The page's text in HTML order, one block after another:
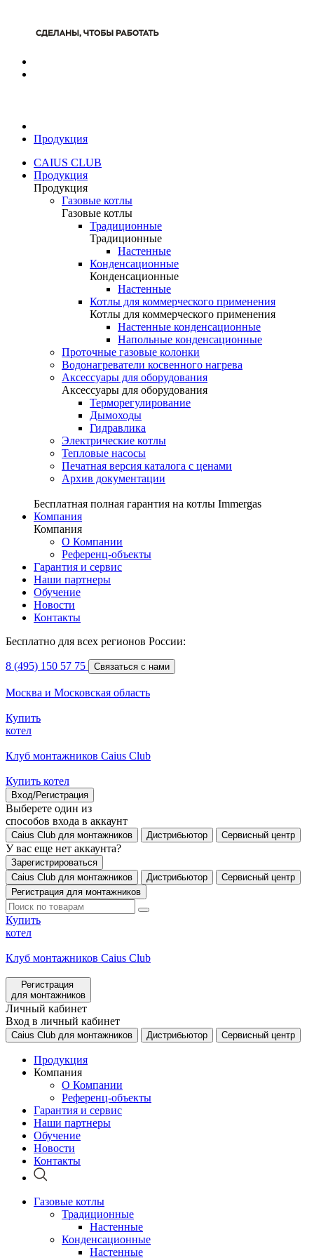
Продукция
CAIUS CLUB
Продукция
Продукция
Газовые котлы
Газовые котлы
Традиционные
Традиционные
Настенные
Конденсационные
Конденсационные
Настенные
Котлы для коммерческого применения
Котлы для коммерческого применения
Настенные конденсационные
Напольные конденсационные
Проточные газовые колонки
Водонагреватели косвенного нагрева
Аксессуары для оборудования
Аксессуары для оборудования
Терморегулирование
Дымоходы
Гидравлика
Электрические котлы
Тепловые насосы
Печатная версия каталога с ценами
Архив документации
Бесплатная полная гарантия на котлы Immergas
Компания
Компания
О Компании
Референц-объекты
Гарантия и сервис
Наши партнеры
Обучение
Новости
Контакты
Бесплатно для всех регионов России:
8 (495) 150 57 75 Связаться с нами
Москва и Московская область
Купить
котел
Клуб монтажников Caius Club
Купить котел
Вход/Регистрация
Выберете один из
способов входа в аккаунт
Caius Club для монтажников Дистрибьютор Сервисный центр
У вас еще нет аккаунта?
Зарегистрироваться
Caius Club для монтажников
Дистрибьютор
Сервисный центр
Регистрация для монтажников
Купить
котел
Клуб монтажников Caius Club
Регистрация
для монтажников
Личный кабинет
Вход в личный кабинет
Caius Club для монтажников Дистрибьютор Сервисный центр
Продукция
Компания
О Компании
Референц-объекты
Гарантия и сервис
Наши партнеры
Обучение
Новости
Контакты
Газовые котлы
Традиционные
Настенные
Конденсационные
Настенные